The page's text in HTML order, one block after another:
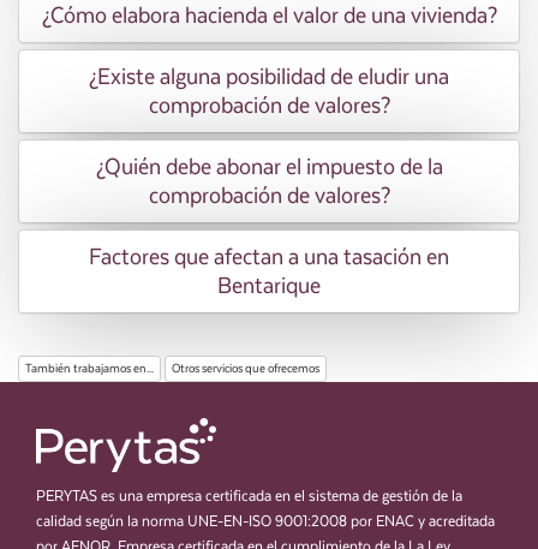
¿Cómo elabora hacienda el valor de una vivienda?
¿Existe alguna posibilidad de eludir una
comprobación de valores?
¿Quién debe abonar el impuesto de la
comprobación de valores?
Factores que afectan a una tasación en
Bentarique
También trabajamos en... Otros servicios que ofrecemos
PERYTAS es una empresa certificada en el sistema de gestión de la
calidad según la norma UNE-EN-ISO 9001:2008 por ENAC y acreditada